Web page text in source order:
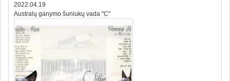
2022.04.19
Australų ganymo šuniukų vada "C"